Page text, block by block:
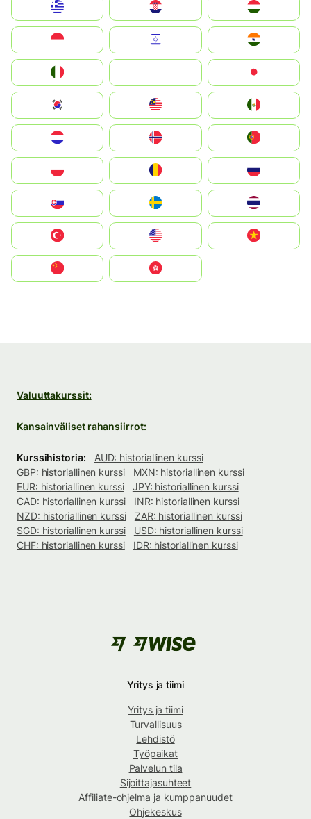
Magyarország
South Korea
United States
中國香港特別行政區
Valuuttakurssit:
Kansainväliset rahansiirrot:
Kurssihistoria:
AUD: historiallinen kurssi
GBP: historiallinen kurssi
MXN: historiallinen kurssi
EUR: historiallinen kurssi
JPY: historiallinen kurssi
CAD: historiallinen kurssi
INR: historiallinen kurssi
NZD: historiallinen kurssi
ZAR: historiallinen kurssi
SGD: historiallinen kurssi
USD: historiallinen kurssi
CHF: historiallinen kurssi
IDR: historiallinen kurssi
Yritys ja tiimi
Yritys ja tiimi
Turvallisuus
Lehdistö
Työpaikat
Palvelun tila
Sijoittajasuhteet
Affiliate-ohjelma ja kumppanuudet
Ohjekeskus